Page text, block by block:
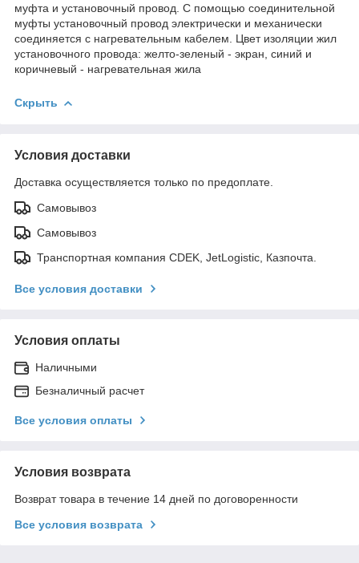
муфта и установочный провод. С помощью соединительной
муфты установочный провод электрически и механически
соединяется с нагревательным кабелем. Цвет изоляции жил
установочного провода: желто-зеленый - экран, синий и
коричневый - нагревательная жила
Скрыть
Условия доставки
Доставка осуществляется только по предоплате.
Самовывоз
Самовывоз
Транспортная компания CDEK, JetLogistic, Казпочта.
Все условия доставки
Условия оплаты
Наличными
Безналичный расчет
Все условия оплаты
Условия возврата
Возврат товара в течение 14 дней по договоренности
Все условия возврата